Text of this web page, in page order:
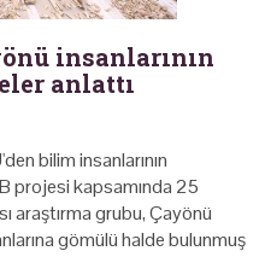
insanlarının
anlattı
bilim insanlarının
projesi kapsamında 25
araştırma grubu, Çayönü
gömülü halde bulunmuş